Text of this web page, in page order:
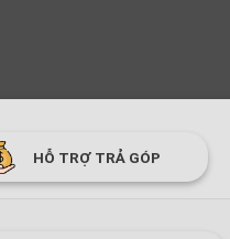
HỖ TRỢ TRẢ GÓP